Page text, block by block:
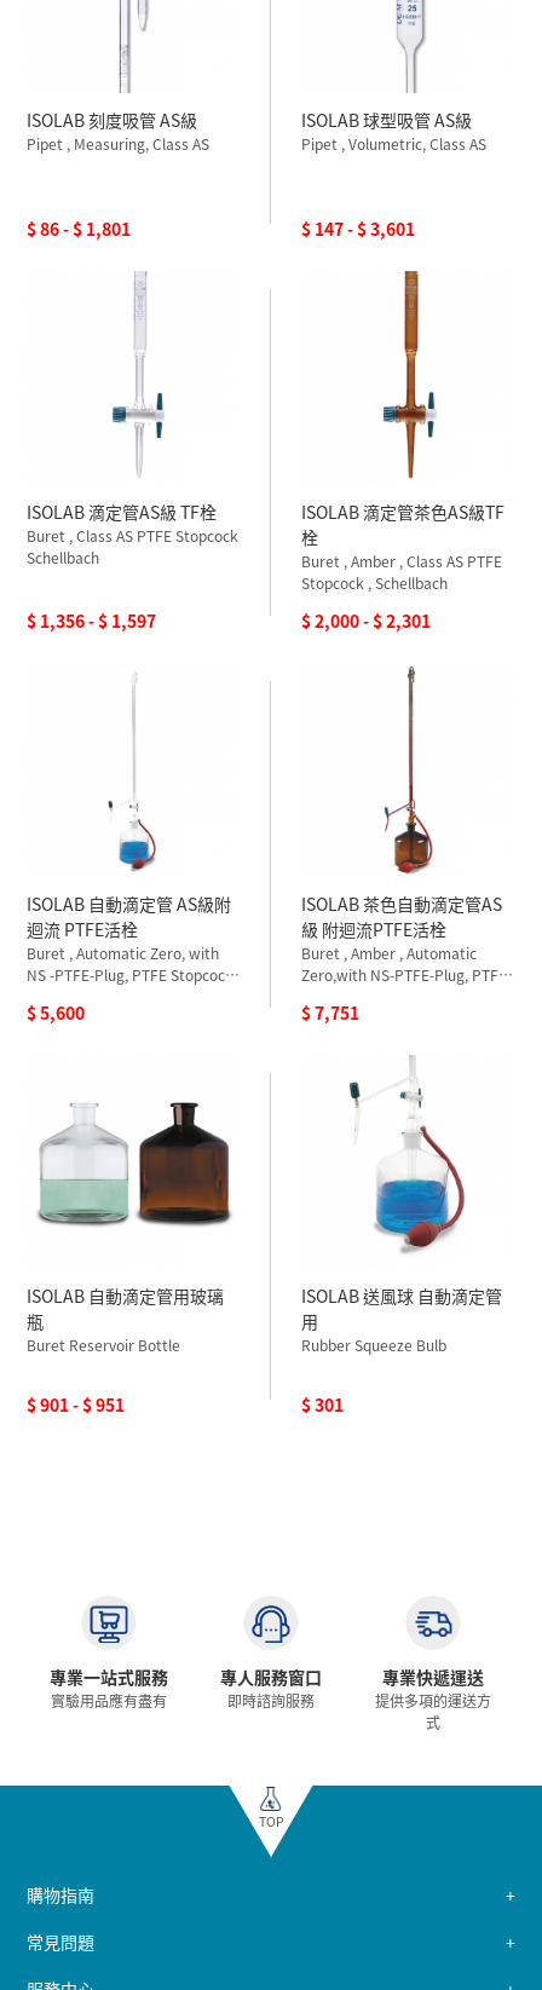
ISOLAB 刻度吸管 AS級
Pipet , Measuring, Class AS
$ 86 - $ 1,801
ISOLAB 球型吸管 AS級
Pipet , Volumetric, Class AS
$ 147 - $ 3,601
ISOLAB 滴定管AS級 TF栓
Buret , Class AS PTFE Stopcock
Schellbach
$ 1,356 - $ 1,597
ISOLAB 滴定管茶色AS級TF
栓
Buret , Amber , Class AS PTFE
Stopcock , Schellbach
$ 2,000 - $ 2,301
ISOLAB 自動滴定管 AS級附
迴流 PTFE活栓
Buret , Automatic Zero, with
NS -PTFE-Plug, PTFE Stopcock
$ 5,600
ISOLAB 茶色自動滴定管AS
級 附迴流PTFE活栓
Buret , Amber , Automatic
Zero,with NS-PTFE-Plug, PTFE
$ 7,751
ISOLAB 自動滴定管用玻璃
瓶
Buret Reservoir Bottle
$ 901 - $ 951
ISOLAB 送風球 自動滴定管
用
Rubber Squeeze Bulb
$ 301
專業一站式服務
實驗用品應有盡有
專人服務窗口
即時諮詢服務
專業快遞運送
提供多項的運送方
式
TOP
購物指南
常見問題